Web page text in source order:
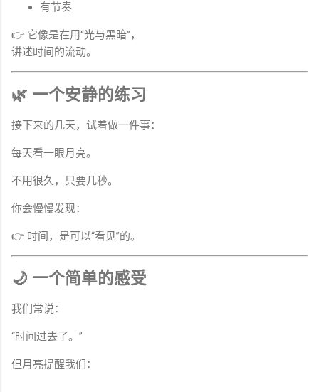
有节奏
👉 它像是在用“光与黑暗”，
讲述时间的流动。
🌿 一个安静的练习
接下来的几天，试着做一件事：
每天看一眼月亮。
不用很久，只要几秒。
你会慢慢发现：
👉 时间，是可以“看见”的。
🌙 一个简单的感受
我们常说：
“时间过去了。”
但月亮提醒我们：